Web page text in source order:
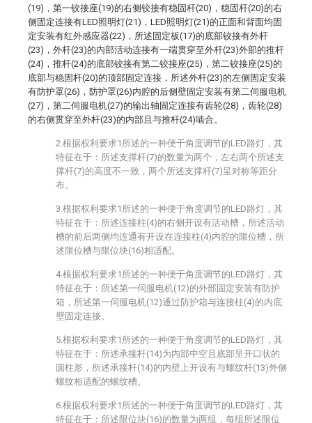
(19)，第一铰接座(19)的右侧铰接有稳固杆(20)，稳固杆(20)的右
侧固定连接有LED照明灯(21)，LED照明灯(21)的正面和背面均固
定安装有红外感应器(22)，所述固定板(17)的底部铰接有外杆
(23)，外杆(23)的内部活动连接有一端贯穿至外杆(23)外部的推杆
(24)，推杆(24)的底部铰接有第二铰接座(25)，第二铰接座(25)的
底部与稳固杆(20)的顶部固定连接，所述外杆(23)的左侧固定安装
有防护罩(26)，防护罩(26)内腔的后侧壁固定安装有第二伺服电机
(27)，第二伺服电机(27)的输出轴固定连接有齿轮(28)，齿轮(28)
的右侧贯穿至外杆(23)的内部且与推杆(24)啮合。
2.根据权利要求1所述的一种便于角度调节的LED路灯，其
特征在于：所述支撑杆(7)的数量为两个，左右两个所述支
撑杆(7)的高度不一致，两个所述支撑杆(7)呈对称等距分
布。
3.根据权利要求1所述的一种便于角度调节的LED路灯，其
特征在于：所述连接柱(4)的右侧开设有活动槽，所述活动
槽的前后两侧均连通有开设在连接柱(4)内腔的限位槽，所
述限位槽与限位块(16)相适配。
4.根据权利要求1所述的一种便于角度调节的LED路灯，其
特征在于：所述第一伺服电机(12)的外部固定安装有防护
箱，所述第一伺服电机(12)通过防护箱与连接柱(4)的内底
壁固定连接。
5.根据权利要求1所述的一种便于角度调节的LED路灯，其
特征在于：所述承接杆(14)为内部中空且底部呈开口状的
圆柱形，所述承接杆(14)的内壁上开设有与螺纹杆(13)外侧
螺纹相适配的螺纹槽。
6.根据权利要求1所述的一种便于角度调节的LED路灯，其
特征在于：所述限位块(16)的数量为两组，每组所述限位